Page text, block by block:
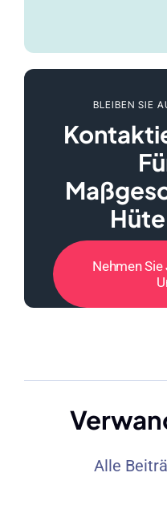
BLEIBEN SIE
Nehmen
Alle